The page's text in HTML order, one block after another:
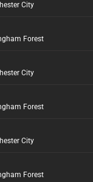
City
Forest
City
Forest
City
Forest